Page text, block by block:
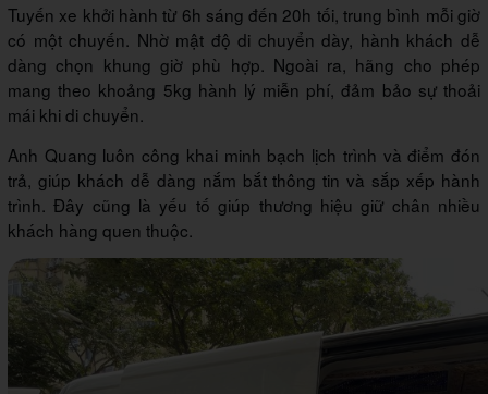
Tuyến xe khởi hành từ 6h sáng đến 20h tối, trung bình mỗi giờ
có một chuyến. Nhờ mật độ di chuyển dày, hành khách dễ
dàng chọn khung giờ phù hợp. Ngoài ra, hãng cho phép
mang theo khoảng 5kg hành lý miễn phí, đảm bảo sự thoải
mái khi di chuyển.
Anh Quang luôn công khai minh bạch lịch trình và điểm đón
trả, giúp khách dễ dàng nắm bắt thông tin và sắp xếp hành
trình. Đây cũng là yếu tố giúp thương hiệu giữ chân nhiều
khách hàng quen thuộc.